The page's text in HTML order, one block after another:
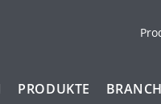
PRODUKTE